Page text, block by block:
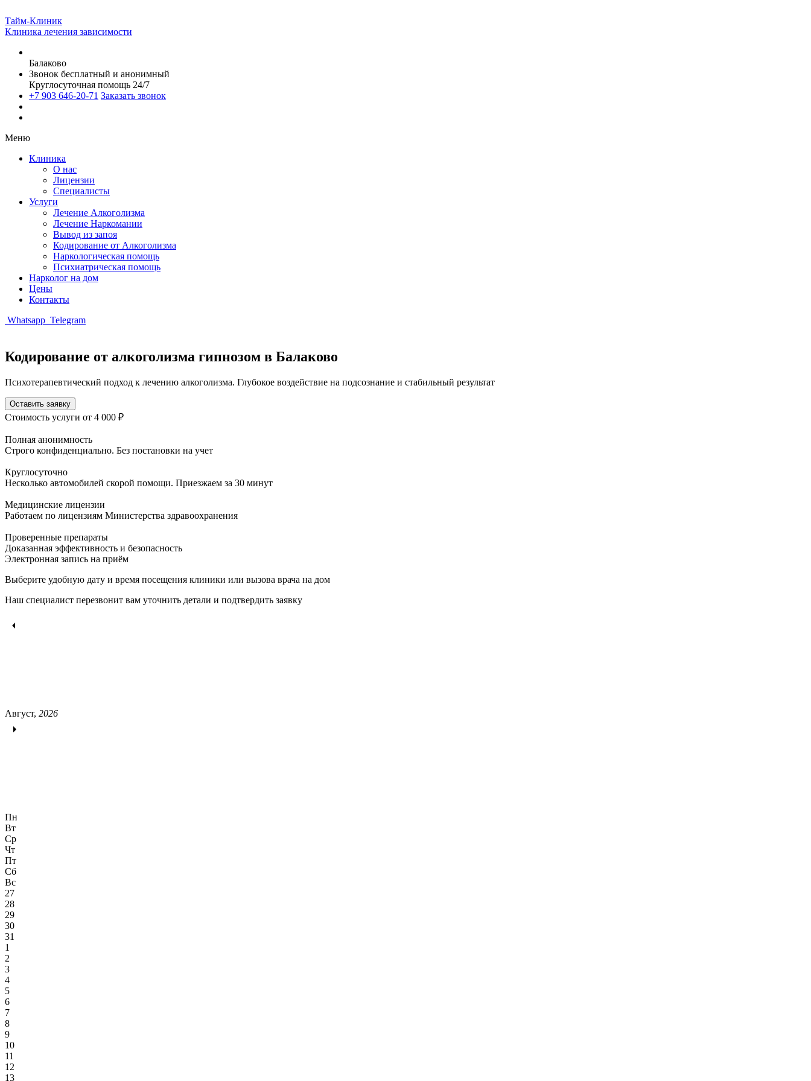
Тайм-Клиник
Клиника лечения зависимости
Балаково
Звонок бесплатный и анонимный
Круглосуточная помощь 24/7
+7 903 646-20-71 Заказать звонок
Меню
Клиника
О нас
Лицензии
Специалисты
Услуги
Лечение Алкоголизма
Лечение Наркомании
Вывод из запоя
Кодирование от Алкоголизма
Наркологическая помощь
Психиатрическая помощь
Нарколог на дом
Цены
Контакты
Whatsapp Telegram
Кодирование от алкоголизма гипнозом в Балаково
Психотерапевтический подход к лечению алкоголизма. Глубокое воздействие на подсознание и стабильный результат
Оставить заявку
Стоимость услуги от 4 000 ₽
Полная анонимность
Строго конфиденциально. Без постановки на учет
Круглосуточно
Несколько автомобилей скорой помощи. Приезжаем за 30 минут
Медицинские лицензии
Работаем по лицензиям Министерства здравоохранения
Проверенные препараты
Доказанная эффективность и безопасность
Электронная запись на приём
Выберите удобную дату и время посещения клиники или вызова врача на дом
Наш специалист перезвонит вам уточнить детали и подтвердить заявку
Август, 2026
Пн
Вт
Ср
Чт
Пт
Сб
Вс
27
28
29
30
31
1
2
3
4
5
6
7
8
9
10
11
12
13